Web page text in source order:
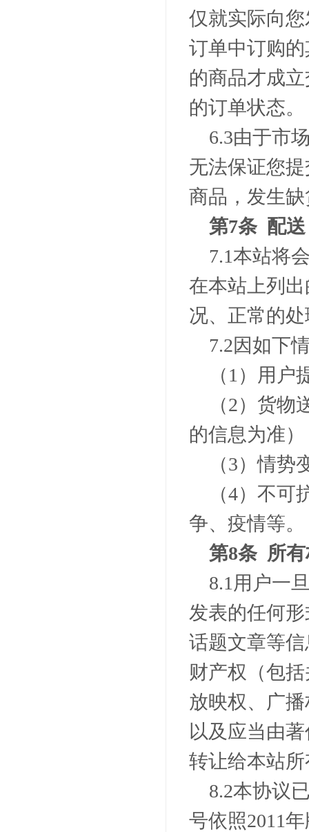
仅就实际向
订单中订购
的商品才成
的订单状态。
6.3由于市
无法保证您
商品，发生
第7条 配送
7.1本站将
在本站上列
况、正常的
7.2因如下
（1 ）用户
（2）货物
的信息为准
（3）情势
（4）不可
争、疫情等。
第8条 所有
8.1 用户一
发表的任何
话题文章等
财产权（包
放映权、广
以及应当由
转让给本站
8.2本协议
号依照2011